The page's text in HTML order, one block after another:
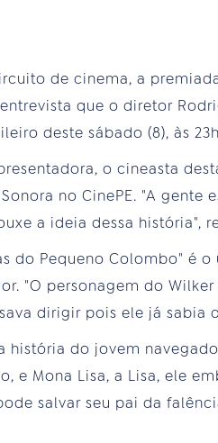
de cinema, a
que o diretor
deste sábado (8), às
o cineasta
no CinePE. "A
a ideia dessa história",
do Pequeno Colombo" é
"O personagem do
dirigir pois ele já sabia
história do jovem
e Mona Lisa, a Lisa, ele
salvar seu pai da